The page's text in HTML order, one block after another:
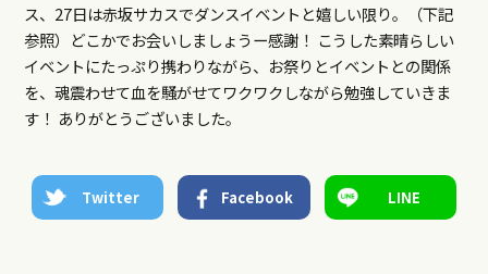
ス、27日は赤坂サカスでダンスイベントと嬉しい限り。（下記
参照）どこかでお会いしましょうー感謝！ こうした素晴らしい
イベントにたっぷり携わりながら、お祭りとイベントとの関係
を、魂震わせて血を騒がせてワクワクしながら勉強していきま
す！ ありがとうございました。
Twitter Facebook LINE